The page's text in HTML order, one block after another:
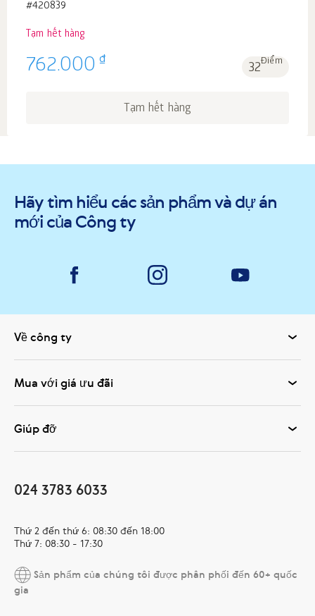
#420839
Tạm hết hàng
762.000 ₫ 32Điểm
Tạm hết hàng
Hãy tìm hiểu các sản phẩm và dự án
mới của Công ty
Về công ty
Mua với giá ưu đãi
Giúp đỡ
024 3783 6033
Thứ 2 đến thứ 6: 08:30 đến 18:00
Thứ 7: 08:30 - 17:30
Sản phẩm của chúng tôi được phân phối đến 60+ quốc
gia